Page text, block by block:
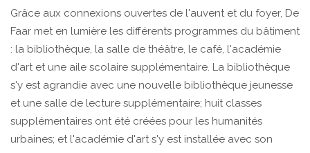
Grâce aux connexions ouvertes de l'auvent et du foyer, De
Faar met en lumière les différents programmes du bâtiment
: la bibliothèque, la salle de théâtre, le café, l'académie
d'art et une aile scolaire supplémentaire. La bibliothèque
s'y est agrandie avec une nouvelle bibliothèque jeunesse
et une salle de lecture supplémentaire; huit classes
supplémentaires ont été créées pour les humanités
urbaines; et l'académie d'art s'y est installée avec son